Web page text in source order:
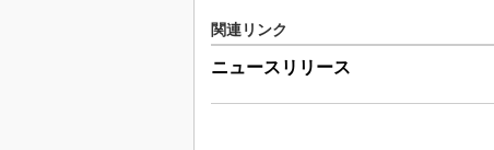
関連リンク
ニュースリリース